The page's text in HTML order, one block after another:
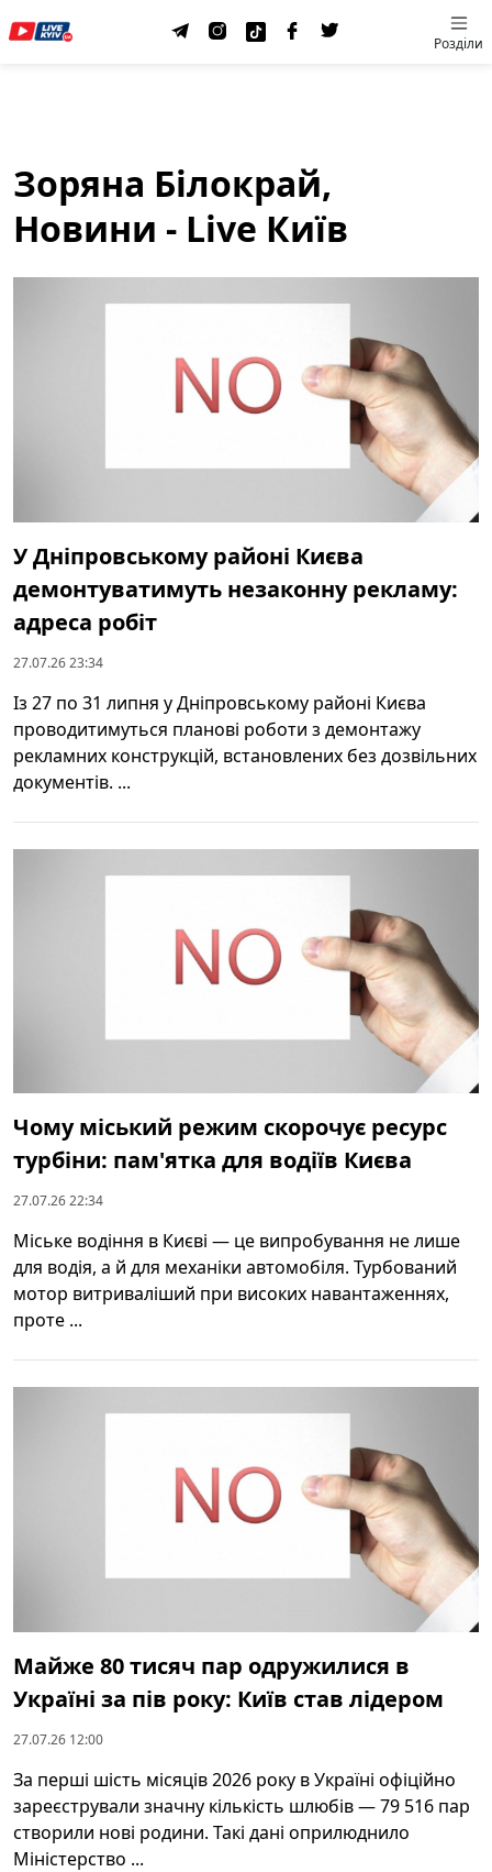
Розділи
Зоряна Білокрай,
Новини - Live Київ
У Дніпровському районі Києва
демонтуватимуть незаконну рекламу:
адреса робіт
27.07.26 23:34
Із 27 по 31 липня у Дніпровському районі Києва
проводитимуться планові роботи з демонтажу
рекламних конструкцій, встановлених без дозвільних
документів. ...
Чому міський режим скорочує ресурс
турбіни: пам'ятка для водіїв Києва
27.07.26 22:34
Міське водіння в Києві — це випробування не лише
для водія, а й для механіки автомобіля. Турбований
мотор витриваліший при високих навантаженнях,
проте ...
Майже 80 тисяч пар одружилися в
Україні за пів року: Київ став лідером
27.07.26 12:00
За перші шість місяців 2026 року в Україні офіційно
зареєстрували значну кількість шлюбів — 79 516 пар
створили нові родини. Такі дані оприлюднило
Міністерство ...